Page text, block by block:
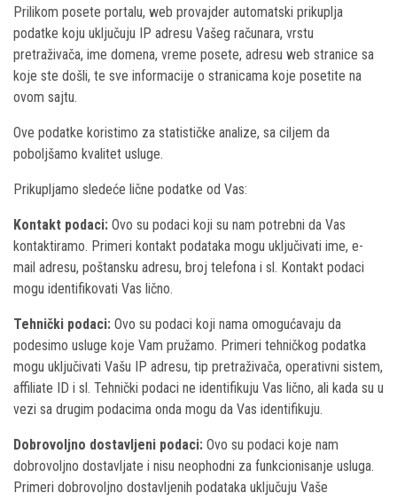
Prilikom posete portalu, web provajder automatski prikuplja
podatke koju uključuju IP adresu Vašeg računara, vrstu
pretraživača, ime domena, vreme posete, adresu web stranice sa
koje ste došli, te sve informacije o stranicama koje posetite na
ovom sajtu.
Ove podatke koristimo za statističke analize, sa ciljem da
poboljšamo kvalitet usluge.
Prikupljamo sledeće lične podatke od Vas:
Kontakt podaci: Ovo su podaci koji su nam potrebni da Vas
kontaktiramo. Primeri kontakt podataka mogu uključivati ime, e-
mail adresu, poštansku adresu, broj telefona i sl. Kontakt podaci
mogu identifikovati Vas lično.
Tehnički podaci: Ovo su podaci koji nama omogućavaju da
podesimo usluge koje Vam pružamo. Primeri tehničkog podatka
mogu uključivati Vašu IP adresu, tip pretraživača, operativni sistem,
affiliate ID i sl. Tehnički podaci ne identifikuju Vas lično, ali kada su u
vezi sa drugim podacima onda mogu da Vas identifikuju.
Dobrovoljno dostavljeni podaci: Ovo su podaci koje nam
dobrovoljno dostavljate i nisu neophodni za funkcionisanje usluga.
Primeri dobrovoljno dostavljenih podataka uključuju Vaše